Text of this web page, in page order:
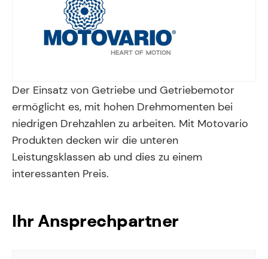
Der Einsatz von Getriebe und Getriebemotor
ermöglicht es, mit hohen Drehmomenten bei
niedrigen Drehzahlen zu arbeiten. Mit Motovario
Produkten decken wir die unteren
Leistungsklassen ab und dies zu einem
interessanten Preis.
Ihr Ansprechpartner